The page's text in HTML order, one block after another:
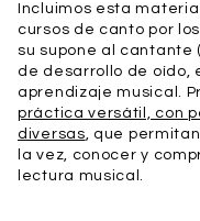
Incluimos esta
cursos de canto por
su supone al cantante
de desarrollo de oído,
aprendizaje musical.
práctica versátil, con
diversas, que
la vez, conocer y
lectura musical.